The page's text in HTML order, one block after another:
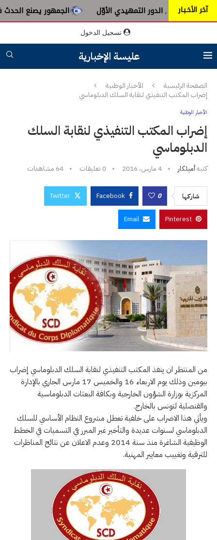
آخر الأخـبـار
في الدور التمهيدي الأوّل الجمهور يصنع الحدث في إفتتاح
تسجيل الدخول
عليسة الإخبارية
الصفحة الرئيسية
الأخبار الوطنية
إضراب المكتب التنفيذي لنقابة السلك الدبلوماسي
الأخبار الوطنية
إضراب المكتب التنفيذي لنقابة السلك
الدبلوماسي
كتبهأميلكار 4 مارس، 2016 0 تعليقات 64 مشاهدات
شاركها 0
Facebook
Twitter
Pinterest
Email
من المنتظر ان ينفذ المكتب التنفيذي لنقابة السلك الدبلوماسي إضراب
بيومين وذلك يوم الاربعاء 16 والخميس 17 مارس الجاري بالإدارة
المركزية بوزارة الشؤون الخارجية وبكافة البعثات الدبلوماسية
والقنصلية لتونس بالخارج.
ويأتي هذا الاضراب على خلفية تعطل مشروع النظام الأساسي للسلك
الدبلوماسي لسنوات عديدة والتأخير غير المبرر في التسميات في الخطط
الوظيفية الشاغرة منذ سنة 2014 وعدم الاعلان عن نتائج المناظرات
للترقية وتغييب معايير المهنية.